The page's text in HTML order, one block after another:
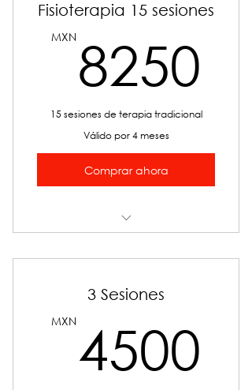
Fisioterapia 15 sesiones
MXN 8250
15 sesiones de terapia tradicional
Válido por 4 meses
Comprar ahora
3 Sesiones
MXN 4500